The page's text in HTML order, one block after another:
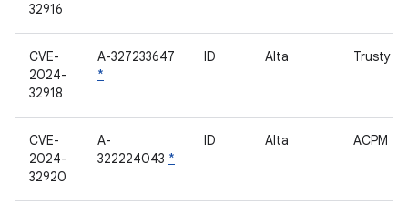
32916
CVE-
2024-
32918
A-327233647
*
ID Alta Trusty
CVE-
2024-
32920
A-
322224043 *
ID Alta ACPM